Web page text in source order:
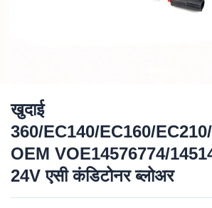
खुदाई
360/EC140/EC160/
OEM VOE14576774/
24V एसी कंडिटोनर ब्लोअर